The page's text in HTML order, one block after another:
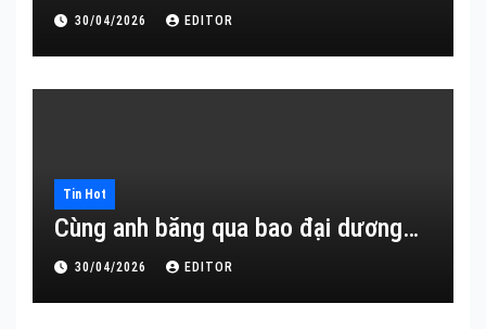
30/04/2026 EDITOR
Tin Hot
Cùng anh băng qua bao đại dương…
30/04/2026 EDITOR